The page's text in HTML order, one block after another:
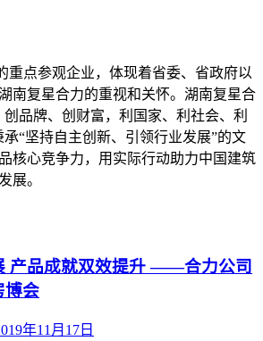
点参观企业，体现着省委、省政府以
南复星合力的重视和关怀。湖南复星合
品牌、创财富，利国家、利社会、利
“坚持自主创新、引领行业发展”的文
核心竞争力，用实际行动助力中国建筑
展。
产品成就双效提升 ——合力公司
博会
年11月17日